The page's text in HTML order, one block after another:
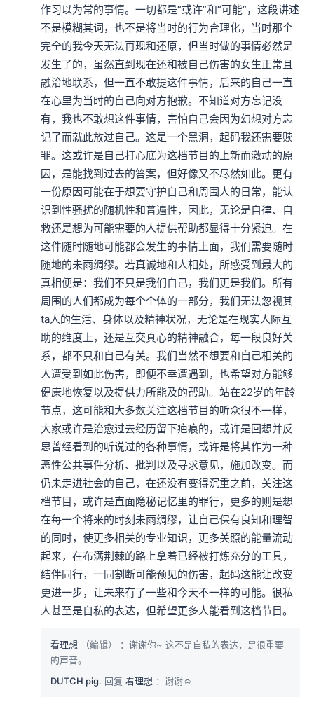
作习以为常的事情。一切都是“或许”和“可能”，这段讲述
不是模糊其词，也不是将当时的行为合理化，当时那个
完全的我今天无法再现和还原，但当时做的事情必然是
发生了的，虽然直到现在还和被自己伤害的女生正常且
融洽地联系，但一直不敢提这件事情，后来的自己一直
在心里为当时的自己向对方抱歉。不知道对方忘记没
有，我也不敢想这件事情，害怕自己会因为幻想对方忘
记了而就此放过自己。这是一个黑洞，起码我还需要赎
罪。这或许是自己打心底为这档节目的上新而激动的原
因，是能找到过去的答案，但好像又不尽然如此。更有
一份原因可能在于想要守护自己和周围人的日常，能认
识到性骚扰的随机性和普遍性，因此，无论是自律、自
救还是想为可能需要的人提供帮助都显得十分紧迫。在
这件随时随地可能都会发生的事情上面，我们需要随时
随地的未雨绸缪。若真诚地和人相处，所感受到最大的
真相便是：我们不只是我们自己，我们更是我们。所有
周围的人们都成为每个个体的一部分，我们无法忽视其
ta人的生活、身体以及精神状况，无论是在现实人际互
助的维度上，还是互交真心的精神融合，每一段良好关
系，都不只和自己有关。我们当然不想要和自己相关的
人遭受到如此伤害，即便不幸遭遇到，也希望对方能够
健康地恢复以及提供力所能及的帮助。站在22岁的年龄
节点，这可能和大多数关注这档节目的听众很不一样，
大家或许是治愈过去经历留下疤痕的，或许是回想并反
思曾经看到的听说过的各种事情，或许是将其作为一种
恶性公共事件分析、批判以及寻求意见，施加改变。而
仍未走进社会的自己，在还没有变得沉重之前，关注这
档节目，或许是直面隐秘记忆里的罪行，更多的则是想
在每一个将来的时刻未雨绸缪，让自己保有良知和理智
的同时，使更多相关的专业知识，更多关照的能量流动
起来，在布满荆棘的路上拿着已经被打炼充分的工具，
结伴同行，一同割断可能预见的伤害，起码这能让改变
更进一步，让未来有了一些和今天不一样的可能。很私
人甚至是自私的表达，但希望更多人能看到这档节目。
看理想 （编辑）
：谢谢你~ 这不是自私的表达，是很重要
的声音。
DUTCH pig. 回复 看理想 ：谢谢☺️